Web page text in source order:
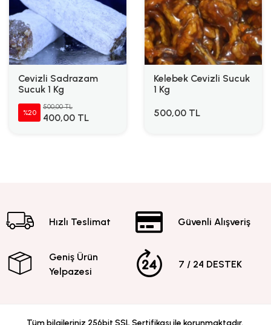
Cevizli Sadrazam
Sucuk 1 Kg
%20
500,00 TL
400,00 TL
Kelebek Cevizli Sucuk
1 Kg
500,00 TL
Hızlı Teslimat Güvenli Alışveriş
Geniş Ürün
Yelpazesi
7 / 24 DESTEK
Tüm bilgileriniz 256bit SSL Sertifikası ile korunmaktadır.